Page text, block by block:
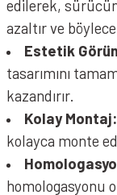
edilerek,
azaltır ve
Estetik
tasarımını
kazandırır.
Kolay Montaj:
kolayca monte
homologasyonu